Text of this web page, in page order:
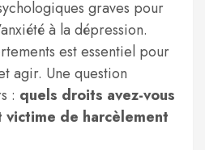
graves pour
à la dépression.
est essentiel pour
agir. Une question
: quels droits avez-vous
victime de harcèlement